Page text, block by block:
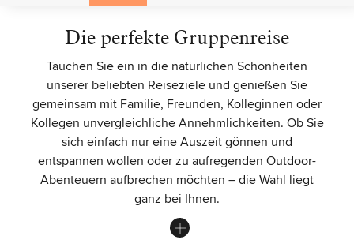
Die perfekte Gruppenreise
Tauchen Sie ein in die natürlichen Schönheiten
unserer beliebten Reiseziele und genießen Sie
gemeinsam mit Familie, Freunden, Kolleginnen oder
Kollegen unvergleichliche Annehmlichkeiten. Ob Sie
sich einfach nur eine Auszeit gönnen und
entspannen wollen oder zu aufregenden Outdoor-
Abenteuern aufbrechen möchten – die Wahl liegt
ganz bei Ihnen.